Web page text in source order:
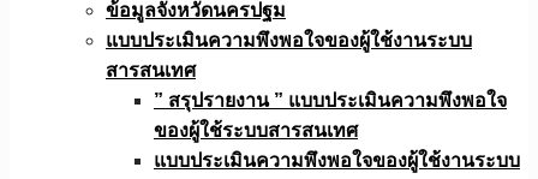
ข้อมูลจังหวัดนครปฐม
แบบประเมินความพึงพอใจของผู้ใช้งานระบบ
สารสนเทศ
” สรุปรายงาน ” แบบประเมินความพึงพอใจ
ของผู้ใช้ระบบสารสนเทศ
แบบประเมินความพึงพอใจของผู้ใช้งานระบบ